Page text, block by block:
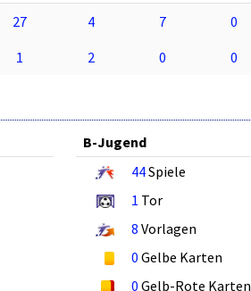
27 4 7 0
1 2 0 0
B-Jugend
44Spiele
1 Tor
8 Vorlagen
0 Gelbe Karten
0 Gelb-Rote Karten